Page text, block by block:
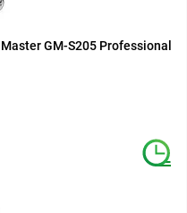
GM-S205 Professional